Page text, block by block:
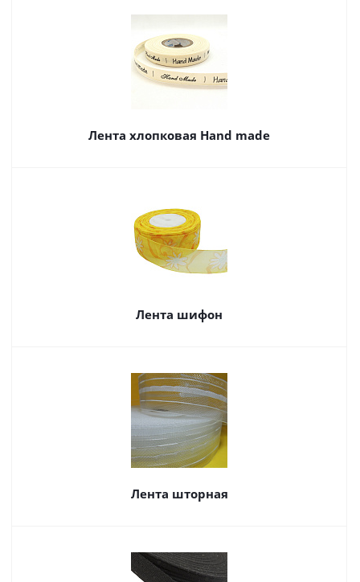
Лента хлопковая Hand made
Лента шифон
Лента шторная